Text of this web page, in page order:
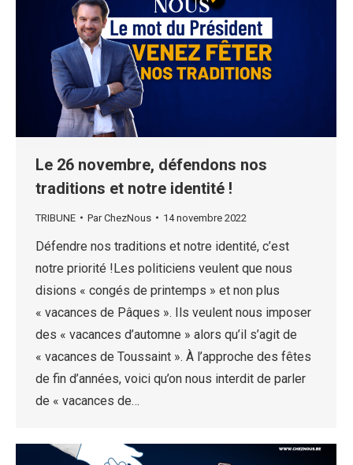
Le 26 novembre, défendons nos
traditions et notre identité !
TRIBUNE ParChezNous 14 novembre 2022
Défendre nos traditions et notre identité, c’est
notre priorité !Les politiciens veulent que nous
disions « congés de printemps » et non plus
« vacances de Pâques ». Ils veulent nous imposer
des « vacances d’automne » alors qu’il s’agit de
« vacances de Toussaint ». À l’approche des fêtes
de fin d’années, voici qu’on nous interdit de parler
de « vacances de…